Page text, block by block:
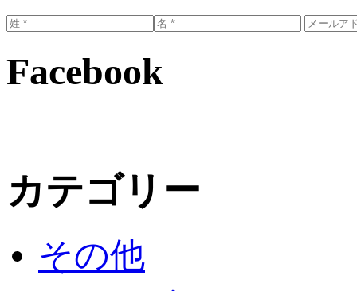
Facebook
カテゴリー
その他